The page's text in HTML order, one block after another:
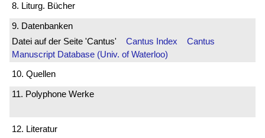
8. Liturg. Bücher
9. Datenbanken
Datei auf der Seite 'Cantus' Cantus Index
Cantus
Manuscript Database (Univ. of Waterloo)
10. Quellen
11. Polyphone Werke
12. Literatur